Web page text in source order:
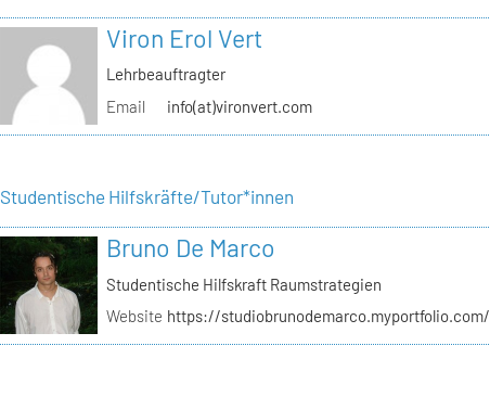
Viron Erol Vert
Lehrbeauftragter
Email
info(at)vironvert.com
Studentische Hilfskräfte/Tutor*innen
Bruno De Marco
Studentische Hilfskraft Raumstrategien
Website https://studiobrunodemarco.myportfolio.com/